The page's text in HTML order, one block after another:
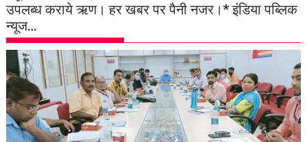
उपलब्ध कराये ऋण। हर खबर पर पैनी नजर।* इंडिया पब्लिक
न्यूज…